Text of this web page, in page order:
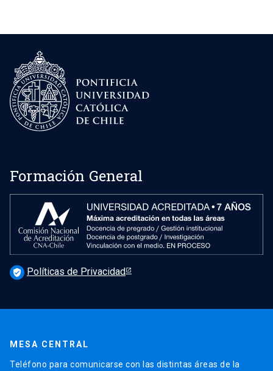
Formación General
verified_user Políticas de Privacidad
MESA CENTRAL
Teléfono para comunicarse con las distintas áreas de la